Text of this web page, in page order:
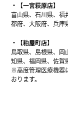
【一宮萩原店】
富山県、石川県、福
都府、大阪府、兵庫
【粕屋町店】
鳥取県、島根県、岡
知県、福岡県、佐賀
※高度管理医療機器
おります。